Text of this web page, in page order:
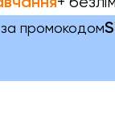
за промокодом